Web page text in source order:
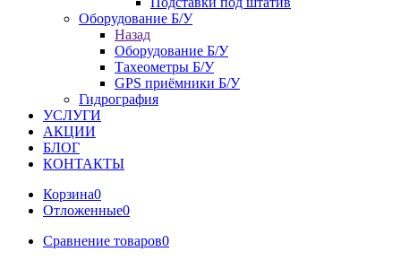
Оборудование Б/У
Назад
Оборудование Б/У
Тахеометры Б/У
GPS приёмники Б/У
Гидрография
УСЛУГИ
АКЦИИ
БЛОГ
КОНТАКТЫ
Корзина0
Отложенные0
Сравнение товаров0